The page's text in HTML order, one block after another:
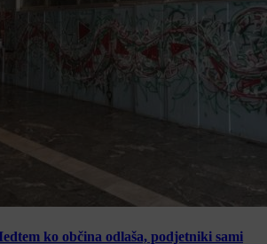
ko občina odlaša, podjetniki sami